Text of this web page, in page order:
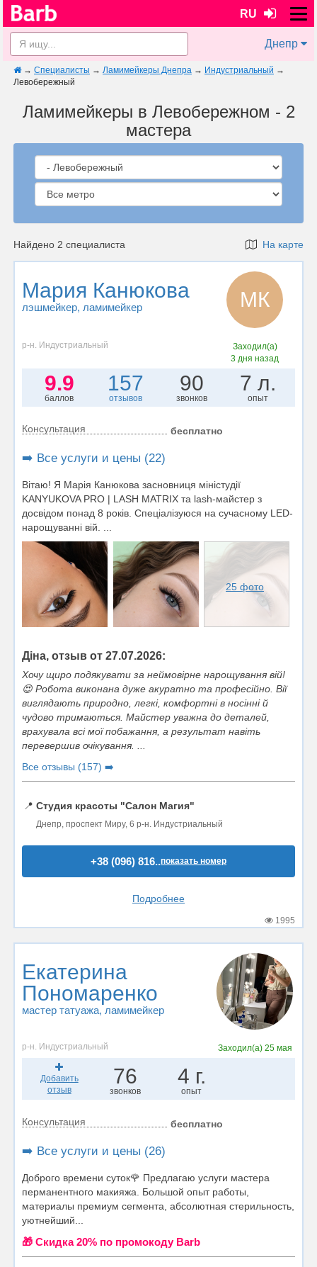
RU
Днепр
→ Специалисты → Ламимейкеры Днепра → Индустриальный →
Левобережный
Ламимейкеры в Левобережном - 2
мастера
Найдено 2 специалиста На карте
Мария Канюкова
лэшмейкер, ламимейкер МК
р-н. Индустриальный
Заходил(а)
3 дня назад
9.9
баллов
157
отзывов
90
звонков
7 л.
опыт
Консультация бесплатно
➡️ Все услуги и цены (22)
Вітаю! Я Марія Канюкова засновниця міністудії
KANYUKOVA PRO | LASH MATRIX та lash-майстер з
досвідом понад 8 років. Спеціалізуюся на сучасному LED-
нарощуванні вій. ...
25 фото
Діна, отзыв от 27.07.2026:
Хочу щиро подякувати за неймовірне нарощування вій!
😍 Робота виконана дуже акуратно та професійно. Вії
виглядають природно, легкі, комфортні в носінні й
чудово тримаються. Майстер уважна до деталей,
врахувала всі мої побажання, а результат навіть
перевершив очікування. ...
Все отзывы (157) ➡️
📍 Студия красоты "Салон Магия"
Днепр, проспект Миру, 6 р-н. Индустриальный
+38 (096) 816..показать номер
Подробнее
1995
Екатерина
Пономаренко
мастер татуажа, ламимейкер
р-н. Индустриальный Заходил(а) 25 мая
Добавить
отзыв
76
звонков
4 г.
опыт
Консультация бесплатно
➡️ Все услуги и цены (26)
Доброго времени суток🌹 Предлагаю услуги мастера
перманентного макияжа. Большой опыт работы,
материалы премиум сегмента, абсолютная стерильность,
уютнейший...
🎁 Cкидка 20% по промокоду Barb